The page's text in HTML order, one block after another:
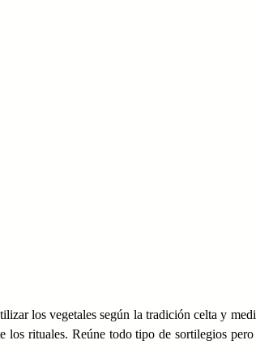
los vegetales según la tradición celta y
los rituales. Reúne todo tipo de sortilegios pero